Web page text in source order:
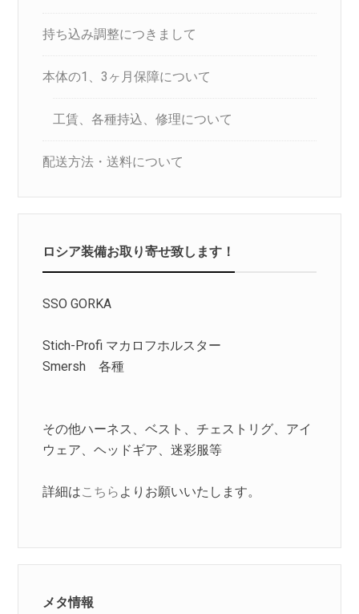
持ち込み調整につきまして
本体の1、3ヶ月保障について
工賃、各種持込、修理について
配送方法・送料について
ロシア装備お取り寄せ致します！
SSO GORKA
Stich-Profi マカロフホルスター
Smersh 各種
その他ハーネス、ベスト、チェストリグ、アイ
ウェア、ヘッドギア、迷彩服等
詳細はこちら よりお願いいたします。
メタ情報